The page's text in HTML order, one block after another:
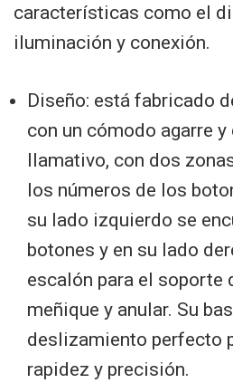
características como el
iluminación y conexión.
Diseño: está fabricado
con un cómodo agarre
llamativo, con dos
los números de los
su lado izquierdo se
botones y en su lado
escalón para el soporte
meñique y anular. Su
deslizamiento perfecto
rapidez y precisión.